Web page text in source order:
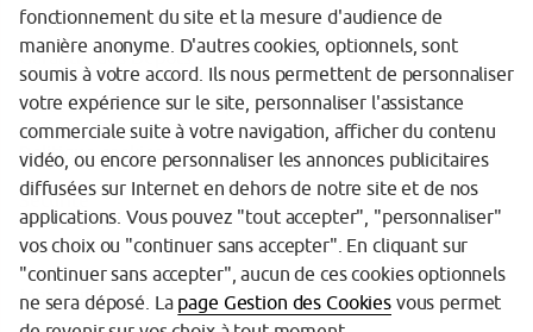
Garantie des Dépôts
Protection des données personnelles
Politique cookies
Sécurité
Tarifs
Mentions légales
fonctionnement du site et la mesure d'audience de
manière anonyme. D'autres cookies, optionnels, sont
soumis à votre accord. Ils nous permettent de personnaliser
votre expérience sur le site, personnaliser l'assistance
commerciale suite à votre navigation, afficher du contenu
vidéo, ou encore personnaliser les annonces publicitaires
diffusées sur Internet en dehors de notre site et de nos
applications. Vous pouvez "tout accepter", "personnaliser"
vos choix ou "continuer sans accepter". En cliquant sur
"continuer sans accepter", aucun de ces cookies optionnels
ne sera déposé. La page Gestion des Cookiesvous permet